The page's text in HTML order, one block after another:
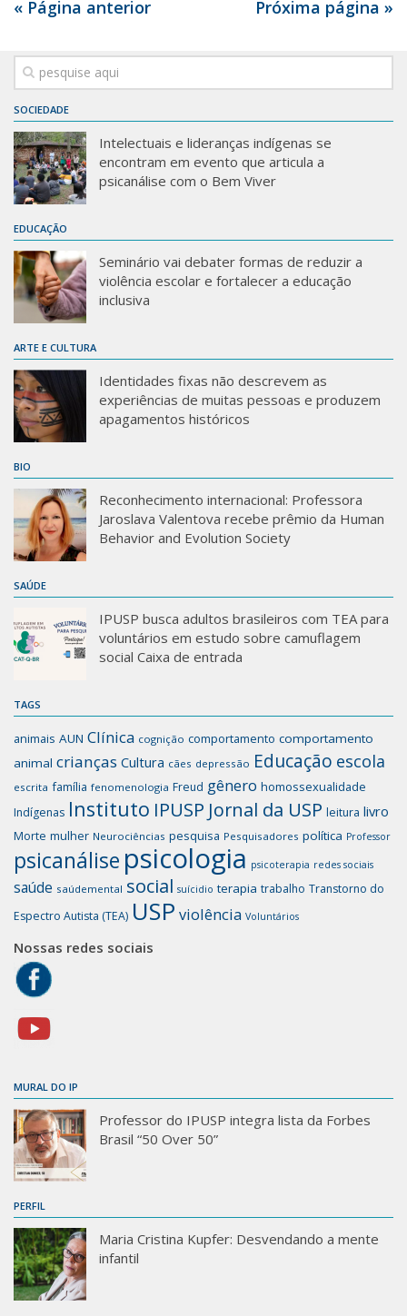
« Página anterior Próxima página »
SOCIEDADE
Intelectuais e lideranças indígenas se
encontram em evento que articula a
psicanálise com o Bem Viver
EDUCAÇÃO
Seminário vai debater formas de reduzir a
violência escolar e fortalecer a educação
inclusiva
ARTE E CULTURA
Identidades fixas não descrevem as
experiências de muitas pessoas e produzem
apagamentos históricos
BIO
Reconhecimento internacional: Professora
Jaroslava Valentova recebe prêmio da Human
Behavior and Evolution Society
SAÚDE
IPUSP busca adultos brasileiros com TEA para
voluntários em estudo sobre camuflagem
social Caixa de entrada
TAGS
animais AUN Clínica cognição comportamento comportamento
animal crianças Cultura cães depressão Educação escola
escrita família fenomenologia Freud gênero homossexualidade
Indígenas Instituto IPUSP Jornal da USP leitura livro
Morte mulher Neurociências pesquisa Pesquisadores política Professor
psicanálise psicologia psicoterapia redes sociais
saúde saúdemental social suícidio terapia trabalho Transtorno do
Espectro Autista (TEA) USP violência Voluntários
Nossas redes sociais
MURAL DO IP
Professor do IPUSP integra lista da Forbes
Brasil “50 Over 50”
PERFIL
Maria Cristina Kupfer: Desvendando a mente
infantil